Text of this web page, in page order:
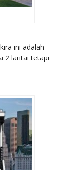
ini adalah
2 lantai tetapi